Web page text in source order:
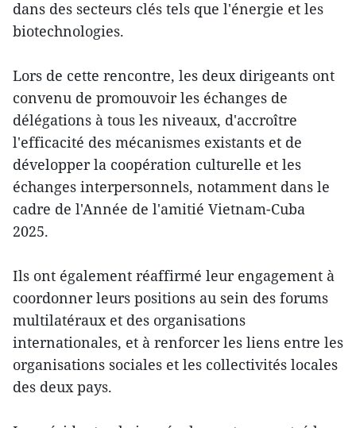
dans des secteurs clés tels que l'énergie et les
biotechnologies.
Lors de cette rencontre, les deux dirigeants ont
convenu de promouvoir les échanges de
délégations à tous les niveaux, d'accroître
l'efficacité des mécanismes existants et de
développer la coopération culturelle et les
échanges interpersonnels, notamment dans le
cadre de l'Année de l'amitié Vietnam-Cuba
2025.
Ils ont également réaffirmé leur engagement à
coordonner leurs positions au sein des forums
multilatéraux et des organisations
internationales, et à renforcer les liens entre les
organisations sociales et les collectivités locales
des deux pays.